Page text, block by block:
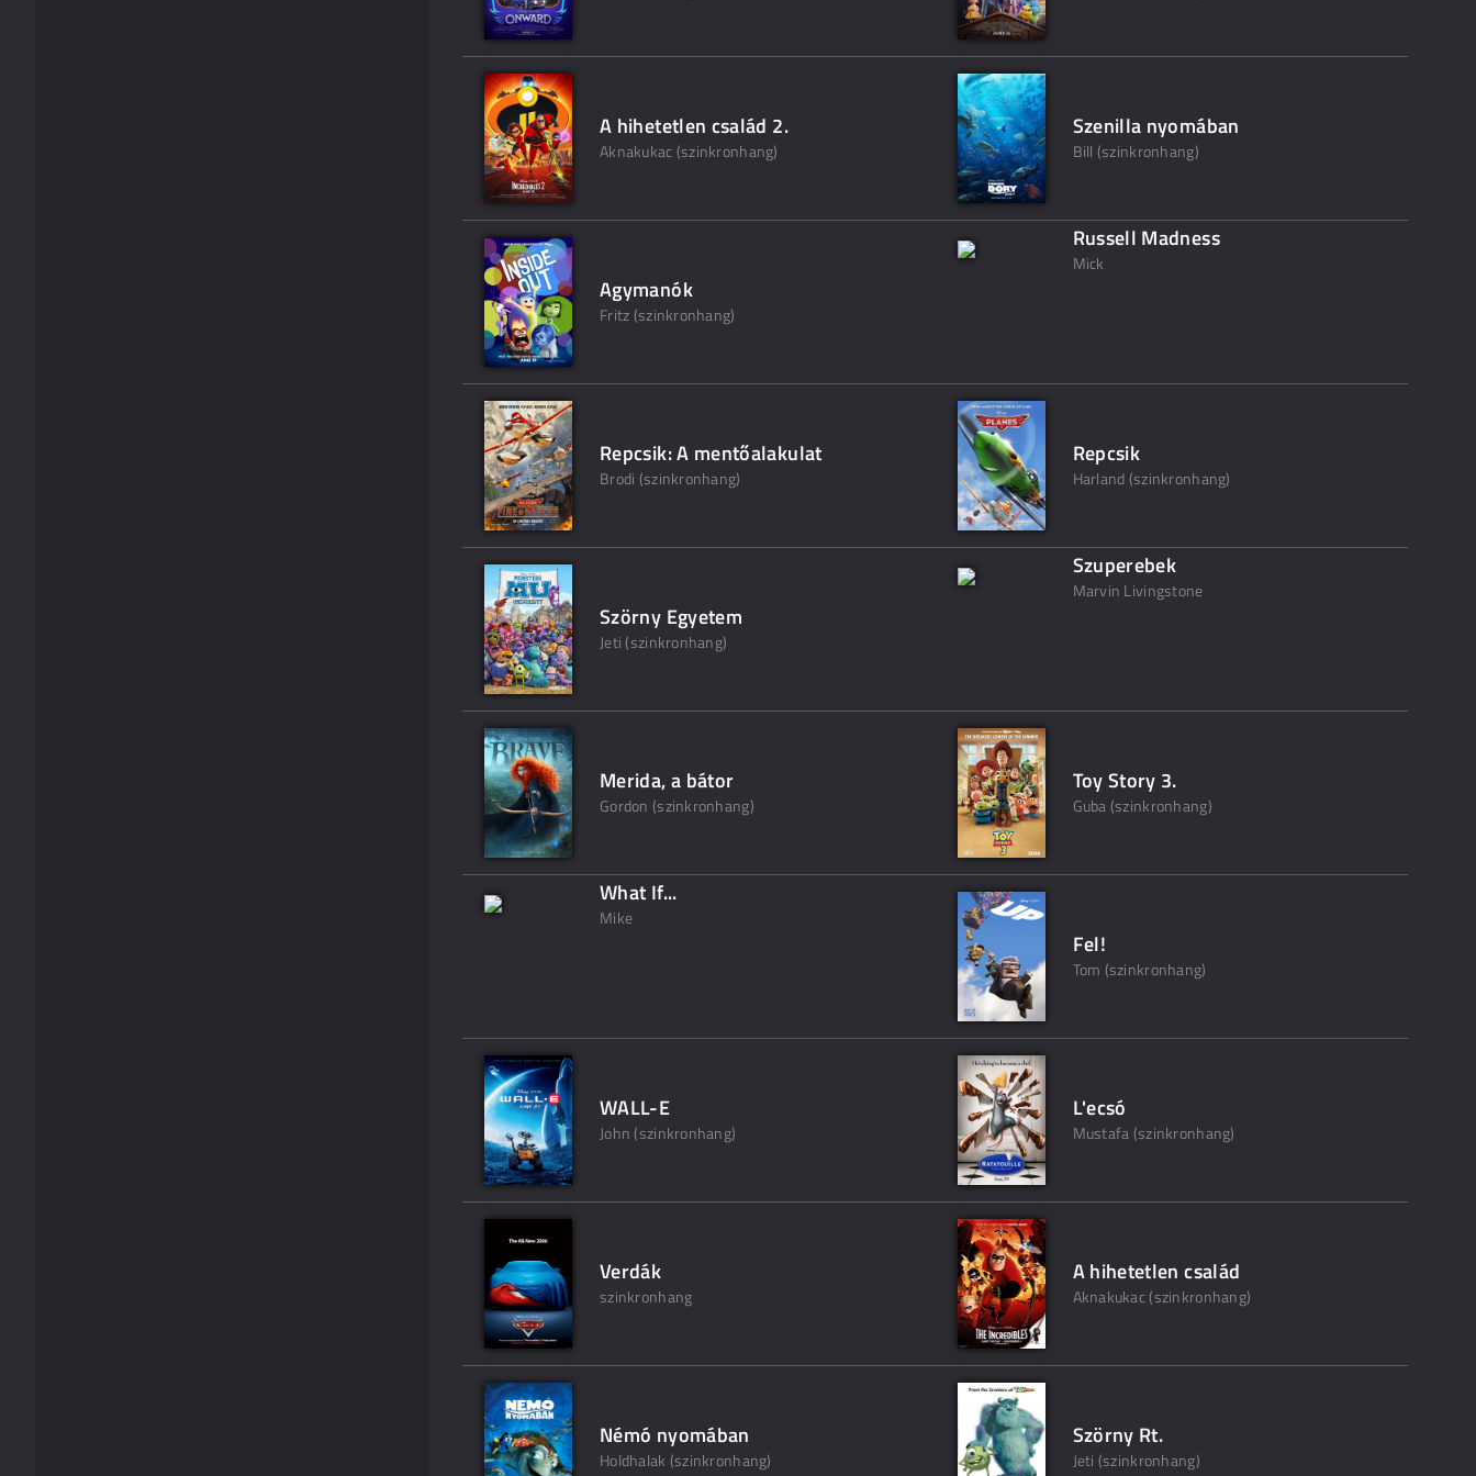
A hihetetlen család 2.
Aknakukac (szinkronhang)
Szenilla nyomában
Bill (szinkronhang)
Agymanók
Fritz (szinkronhang)
Russell Madness
Mick
Repcsik: A mentőalakulat
Brodi (szinkronhang)
Repcsik
Harland (szinkronhang)
Szörny Egyetem
Jeti (szinkronhang)
Szuperebek
Marvin Livingstone
Merida, a bátor
Gordon (szinkronhang)
Toy Story 3.
Guba (szinkronhang)
What If...
Mike
Fel!
Tom (szinkronhang)
WALL-E
John (szinkronhang)
L'ecsó
Mustafa (szinkronhang)
Verdák
szinkronhang
A hihetetlen család
Aknakukac (szinkronhang)
Némó nyomában
Holdhalak (szinkronhang)
Szörny Rt.
Jeti (szinkronhang)